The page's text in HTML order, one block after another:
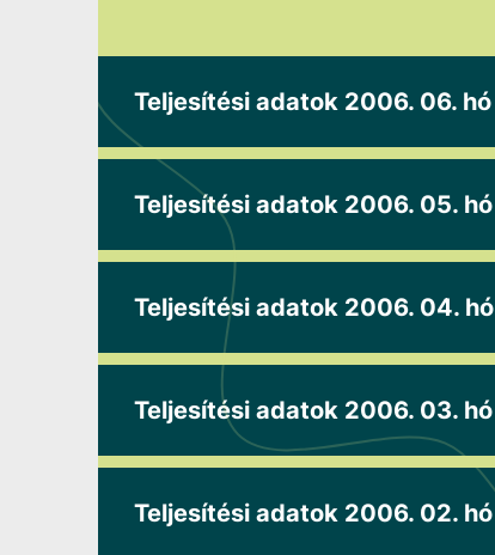
Teljesítési adatok 2006. 06. hó
Teljesítési adatok 2006. 05. hó
Teljesítési adatok 2006. 04. hó
Teljesítési adatok 2006. 03. hó
Teljesítési adatok 2006. 02. hó